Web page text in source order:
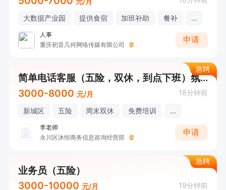
大数据产业园 提供食宿 加班补助 餐补 ...
人事
重庆初音几何网络传媒有限公司
申请
急聘
简单电话客服（五险，双休，到点下班）氛围轻松
3000-8000 元/月 18分钟前
新城区 五险 周末双休 免费培训 ...
李老师
永川区沐恒商务信息咨询经营部
申请
急聘
业务员（五险）
3000-10000 元/月 19分钟前